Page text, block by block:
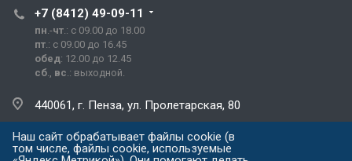
+7 (8412) 49-09-11
пн .-чт .: с 09.00 до 18.00
пт .: с 09.00 до 16.45
обед: 12.00 до 12.45
сб
вс .: выходной.
440061, г. Пенза, ул. Пролетарская, 80
prg@prg.sura.ru
Наш сайт обрабатывает файлы cookie (в
том числе, файлы cookie, используемые